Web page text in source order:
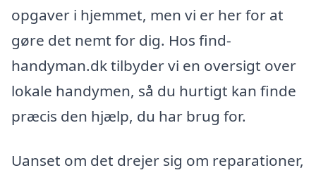
opgaver i hjemmet, men vi er her for at
gøre det nemt for dig. Hos find-
handyman.dk tilbyder vi en oversigt over
lokale handymen, så du hurtigt kan finde
præcis den hjælp, du har brug for.
Uanset om det drejer sig om reparationer,